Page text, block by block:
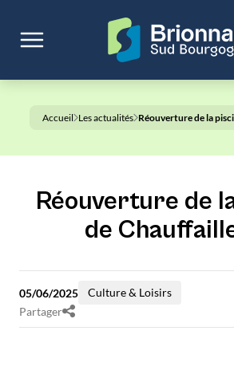
Accueil Les actualités Réouverture de la
Réouverture de
de
05/06/2025
Culture & Loisirs
Partager